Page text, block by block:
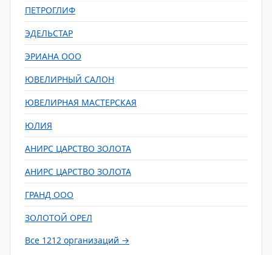
ПЕТРОГЛИФ
ЭДЕЛЬСТАР
ЭРИАНА ООО
ЮВЕЛИРНЫЙ САЛОН
ЮВЕЛИРНАЯ МАСТЕРСКАЯ
ЮЛИЯ
АНИРС ЦАРСТВО ЗОЛОТА
АНИРС ЦАРСТВО ЗОЛОТА
ГРАНД ООО
ЗОЛОТОЙ ОРЕЛ
Все 1212 организаций →